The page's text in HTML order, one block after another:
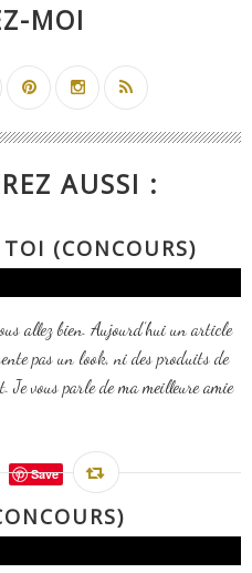
MOI
AUSSI :
(CONCOURS)
allez bien. Aujourd’hui un article
pas un look, ni des produits de
Je vous parle de ma meilleure amie
Save